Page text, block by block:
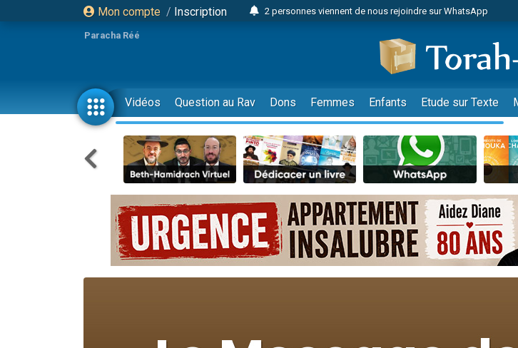
Mon compte / Inscription
2 personnes viennent de nous rejoindre sur WhatsApp
2 nouvelles musiques dans Torah-Box Music
8 personnes viennent de faire un don pour Tsédaka :
4 personnes viennent de faire un don pour Diane, 80
Nouvelle émission radio : Visions de grandeur n°104 : Le
61 personnes viennent de demander une bénédiction
39 personnes viennent de faire un don pour Sauvez la
Il reste 49 places pour étudier en groupe sur Zoom
Ariel vient de donner son Maasser
Nathaniel vient de donner son Maasser
6 personnes viennent de faire un don pour 5 enfants déjà
2 personnes viennent de faire un don pour Reloger Rivka,
Paracha Réé
Vidéos Question au Rav Dons Femmes Enfants Etude sur Texte